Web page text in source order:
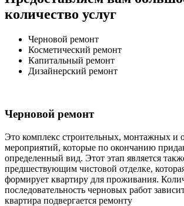
количество услуг
Черновой ремонт
Косметический ремонт
Капитальный ремонт
Дизайнерский ремонт
Черновой ремонт
Это комплекс строительных, монтажных и
мероприятий, которые по окончанию
определенный вид. Этот этап является
предшествующим чистовой отделке,
формирует квартиру для проживания.
последовательность черновых работ
квартира подвергается ремонту